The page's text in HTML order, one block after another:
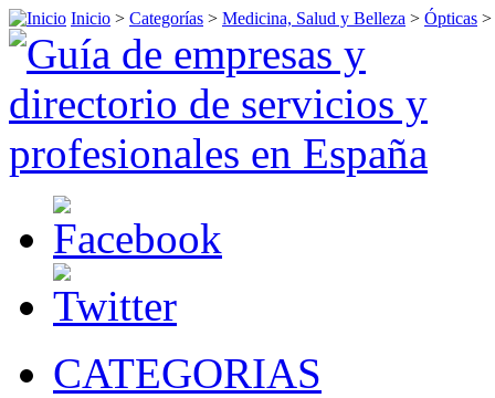
Inicio > Categorías > Medicina, Salud y Belleza > Ópticas >
CATEGORIAS